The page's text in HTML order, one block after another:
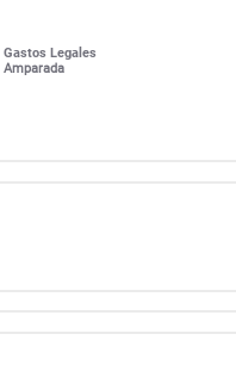
Gastos Legales
Amparada